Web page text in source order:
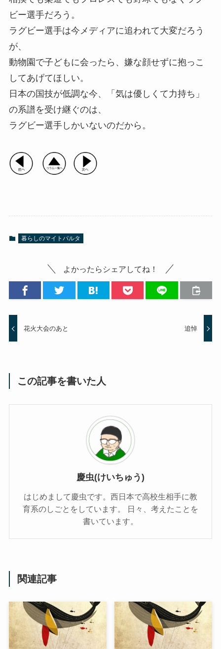
ビー選手だろう。
ラグビー選手は今メディアに追われて大変だろう
が、
動物園で子どもに会ったら、嫌な顔せずに抱っこ
してあげてほしい。
日本の国技が低調な今、「気は優しくて力持ち」
の系譜を受け継ぐのは、
ラグビー選手しかいないのだから。
暮らしのマイトパルタ
よかったらシェアしてね！
花火大会のあと 追悼
この記事を書いた人
慶虫(けいちゅう)
はじめまして慶虫です。西日本で高校生相手に教
育系のしごとをしています。 日々、考えたことを
書いています。
関連記事